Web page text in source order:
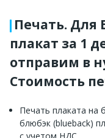
Печать. Для
плакат за 1
отправим в
Стоимость
Печать плаката на
блюбэк (blueback)